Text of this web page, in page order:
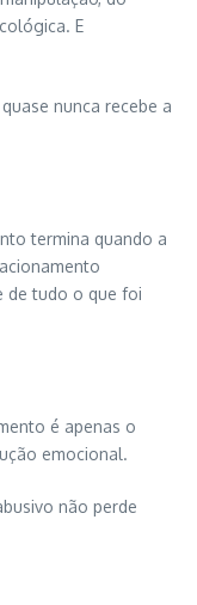
E
nunca recebe a
termina quando a
de tudo o que foi
é apenas o
emocional.
não perde